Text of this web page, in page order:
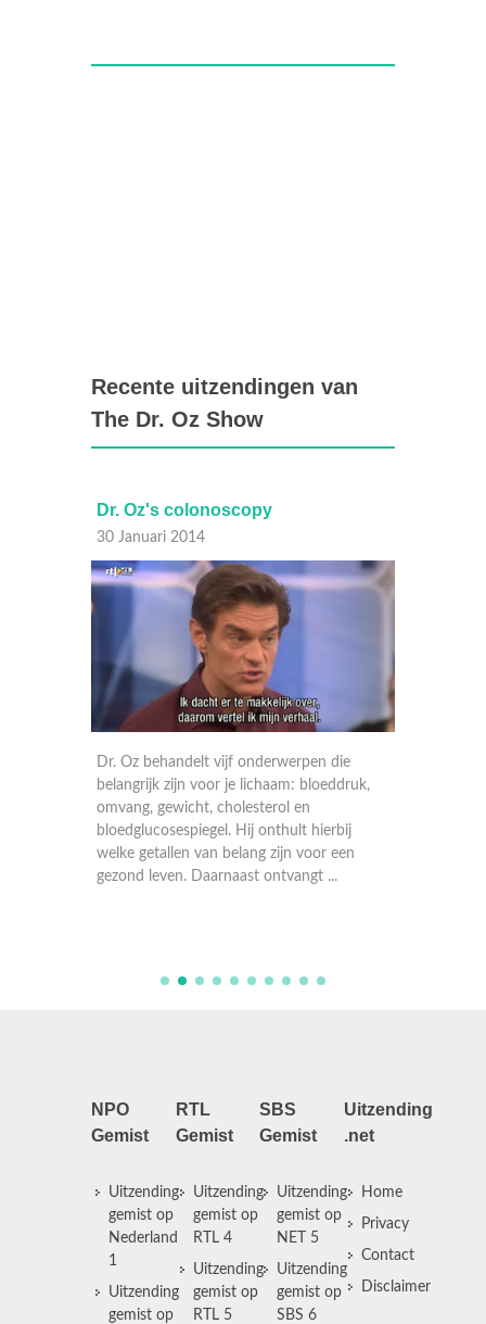
Recente uitzendingen van
The Dr. Oz Show
Dr. Oz's colonoscopy
30 Januari 2014
Dr. Oz behandelt vijf onderwerpen die
belangrijk zijn voor je lichaam: bloeddruk,
omvang, gewicht, cholesterol en
bloedglucosespiegel. Hij onthult hierbij
welke getallen van belang zijn voor een
gezond leven. Daarnaast ontvangt ...
NPO
Gemist
Uitzending
gemist op
Nederland
1
Uitzending
gemist op
RTL
Gemist
Uitzending
gemist op
RTL 4
Uitzending
gemist op
RTL 5
SBS
Gemist
Uitzending
gemist op
NET 5
Uitzending
gemist op
SBS 6
Uitzending
.net
Home
Privacy
Contact
Disclaimer